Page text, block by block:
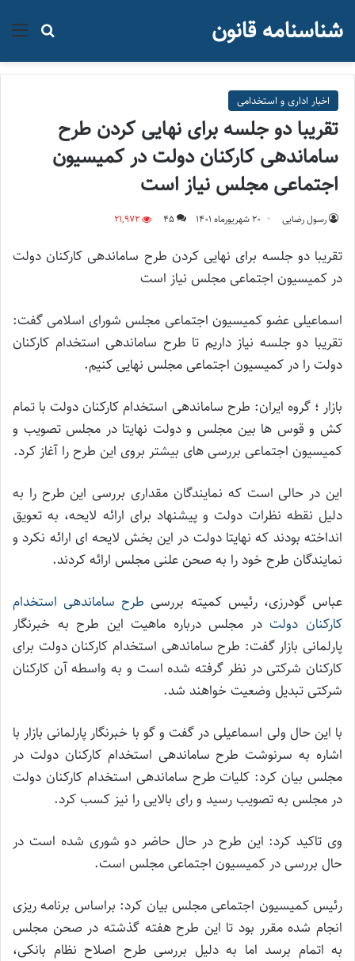
جستجو شناسنامه قانون
اخبار اداری و استخدامی
تقریبا دو جلسه برای نهایی کردن طرح
ساماندهی کارکنان دولت در کمیسیون
اجتماعی مجلس نیاز است
رسول رضایی ۲۰ شهریور‌ماه ۱۴۰۱ 45
21,972
تقریبا دو جلسه برای نهایی کردن طرح ساماندهی کارکنان دولت
در کمیسیون اجتماعی مجلس نیاز است
اسماعیلی عضو کمیسیون اجتماعی مجلس شورای اسلامی گفت:
تقریبا دو جلسه نیاز داریم تا طرح ساماندهی استخدام کارکنان
دولت را در کمیسیون اجتماعی مجلس نهایی کنیم.
بازار ؛ گروه ایران: طرح ساماندهی استخدام کارکنان دولت با تمام
کش و قوس ها بین مجلس و دولت نهایتا در مجلس تصویب و
کمیسیون اجتماعی بررسی های بیشتر بروی این طرح را آغاز کرد.
این در حالی است که نمایندگان مقداری بررسی این طرح را به
دلیل نقطه نظرات دولت و پیشنهاد برای ارائه لایحه، به تعویق
انداخته بودند که نهایتا دولت در این بخش لایحه ای ارائه نکرد و
نمایندگان طرح خود را به صحن علنی مجلس ارائه کردند.
عباس گودرزی، رئیس کمیته بررسی طرح ساماندهی استخدام
کارکنان دولتدر مجلس درباره ماهیت این طرح به خبرنگار
پارلمانی بازار گفت: طرح ساماندهی استخدام کارکنان دولت برای
کارکنان شرکتی در نظر گرفته شده است و به واسطه آن کارکنان
شرکتی تبدیل وضعیت خواهند شد.
با این حال ولی اسماعیلی در گفت و گو با خبرنگار پارلمانی بازار با
اشاره به سرنوشت طرح ساماندهی استخدام کارکنان دولت در
مجلس بیان کرد: کلیات طرح ساماندهی استخدام کارکنان دولت
در مجلس به تصویب رسید و رای بالایی را نیز کسب کرد.
وی تاکید کرد: این طرح در حال حاضر دو شوری شده است در
حال بررسی در کمیسیون اجتماعی مجلس است.
رئیس کمیسیون اجتماعی مجلس بیان کرد: براساس برنامه ریزی
انجام شده مقرر بود تا این طرح هفته گذشته در صحن مجلس
به اتمام برسد اما به دلیل بررسی طرح اصلاح نظام بانکی،